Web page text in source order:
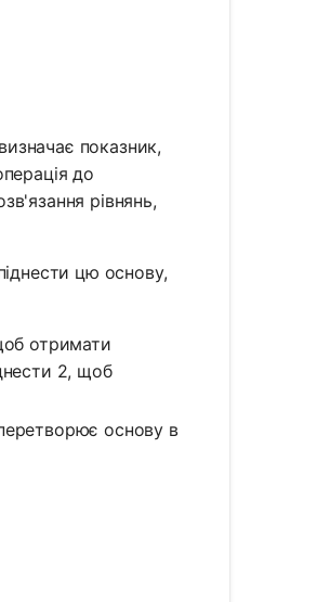
показник,
до
рівнянь,
цю основу,
отримати
2, щоб
основу в